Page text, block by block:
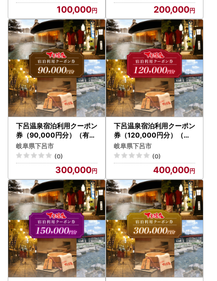
100,000 200,000
下呂温泉宿泊利用クーポン
券（90,000円分）（有効
期限 発行日より3年間）【
a001-4】
岐阜県下呂市
(0)
300,000
下呂温泉宿泊利用クーポン
券（120,000円分）（有
効期限 発行日より3年間）
【a001-5】
岐阜県下呂市
(0)
400,000